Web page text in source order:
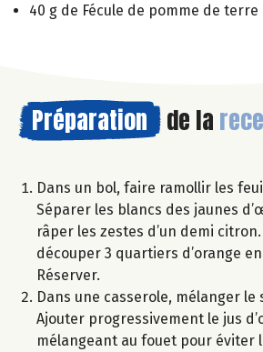
40 g de Fécule de pomme de terre
Préparation de la
Dans un bol, faire ramollir les
Séparer les blancs des jaunes
râper les zestes d’un demi
découper 3 quartiers d’orange
Réserver.
Dans une casserole, mélanger le
Ajouter progressivement le jus
mélangeant au fouet pour éviter